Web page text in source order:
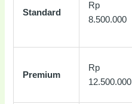
Standard
Rp
8.500.000
Premium
Rp
12.500.000